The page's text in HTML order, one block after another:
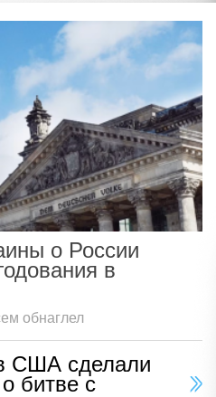
о России
в
обнаглел
США сделали
битве с